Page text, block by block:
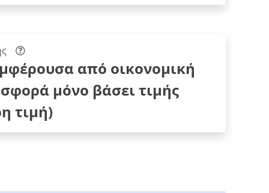
από οικονομική
μόνο βάσει τιμής
τιμή)